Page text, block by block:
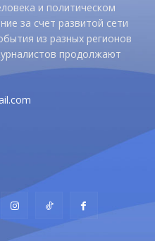
и политическом
за счет развитой сети
из разных регионов
продолжают